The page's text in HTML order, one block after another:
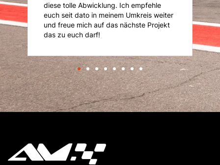
diese tolle Abwicklung. Ich empfehle
euch seit dato in meinem Umkreis weiter
und freue mich auf das nächste Projekt
das zu euch darf!